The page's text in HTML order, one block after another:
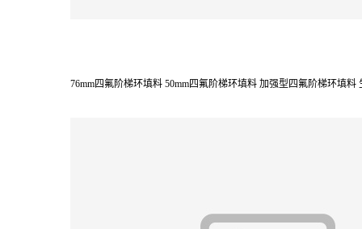
76mm四氟阶梯环填料 50mm四氟阶梯环填料 加强型四氟阶梯环填料